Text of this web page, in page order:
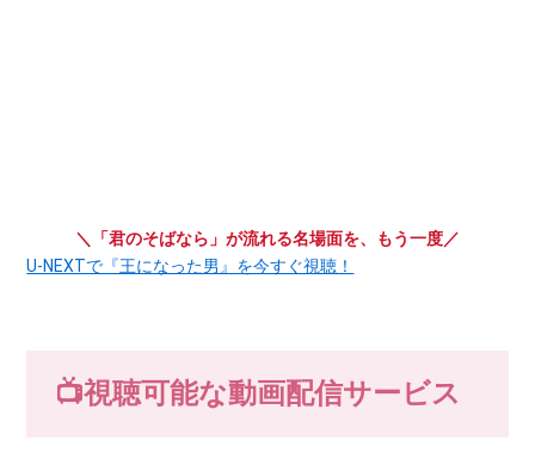
＼「君のそばなら」が流れる名場面を、もう一度／
U-NEXTで『王になった男』を今すぐ視聴！
📺視聴可能な動画配信サービス